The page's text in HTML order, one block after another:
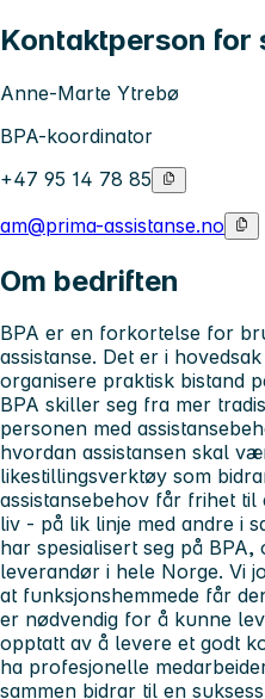
Kontaktperson for
Anne-Marte Ytrebø
BPA-koordinator
+47 95 14 78 85
am@prima-assistanse.no
Om bedriften
BPA er en forkortelse for
assistanse. Det er i
organisere praktisk bistand
BPA skiller seg fra mer
personen med
hvordan assistansen skal
likestillingsverktøy som
assistansebehov får frihet til
liv - på lik linje med andre i
har spesialisert seg på BPA,
leverandør i hele Norge. Vi
at funksjonshemmede får
er nødvendig for å kunne
opptatt av å levere et godt
ha profesjonelle
sammen bidrar til en